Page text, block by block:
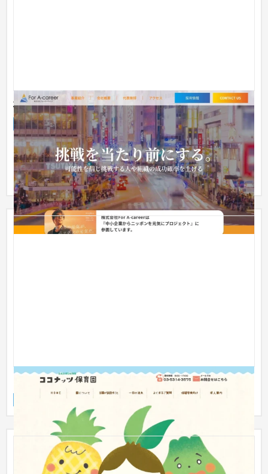
株式会社For A-career｜会社ホームページ
企業サイト 人材 51〜100万円
自社サイトのリニューアルに際してノーコード技術を活用いた
しました。 新卒採用の時期に間に合わせるために短納期で制作
したの...
ココナッツ保育園